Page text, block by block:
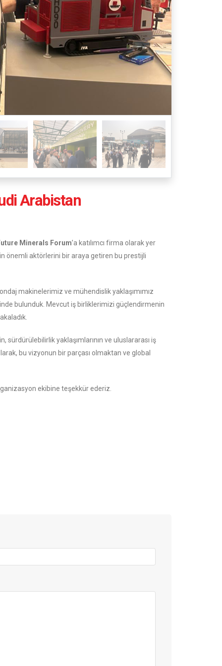
Arabistan
Minerals Forum’a katılımcı firma olarak yer
önemli aktörlerini bir araya getiren bu prestijli
makinelerimiz ve mühendislik yaklaşımımız
bulunduk. Mevcut iş birliklerimizi güçlendirmenin
yaklaşımlarının ve uluslararası iş
bu vizyonun bir parçası olmaktan ve global
ekibine teşekkür ederiz.